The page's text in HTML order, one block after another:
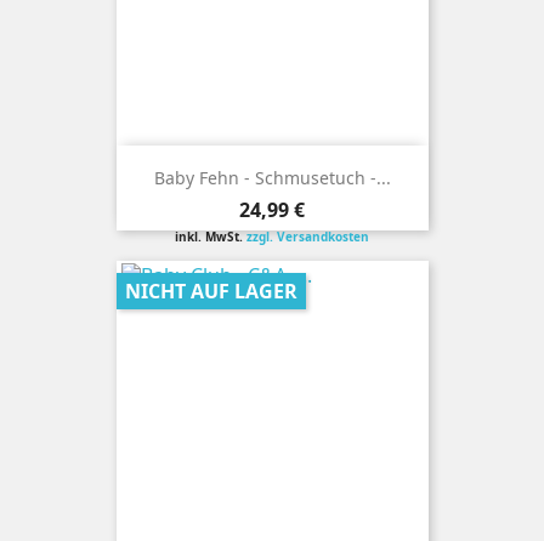
Baby Fehn - Schmusetuch -...
Preis
24,99 €
inkl. MwSt.zzgl. Versandkosten
NICHT AUF LAGER